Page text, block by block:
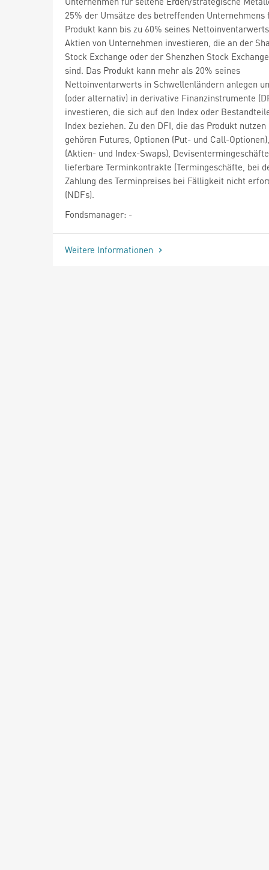
25% der Umsätze des betreffenden Unternehmens
Produkt kann bis zu 60% seines
Aktien von Unternehmen investieren, die an der
Stock Exchange oder der Shenzhen Stock
sind. Das Produkt kann mehr als 20% seines
Nettoinventarwerts in Schwellenländern anlegen
(oder alternativ) in derivative Finanzinstrumente
investieren, die sich auf den Index oder
Index beziehen. Zu den DFI, die das Produkt nutzen
gehören Futures, Optionen (Put- und Call-
(Aktien- und Index-Swaps),
lieferbare Terminkontrakte (Termingeschäfte, bei
Zahlung des Terminpreises bei Fälligkeit nicht
(NDFs).
Fondsmanager: -
Weitere Informationen